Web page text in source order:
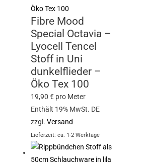
Fibre Mood
Special Octavia –
Lyocell Tencel
Stoff in Uni
dunkelflieder –
Öko Tex 100
19,90€ pro Meter
Enthält 19% MwSt. DE
zzgl.Versand
Lieferzeit: ca. 1-2 Werktage